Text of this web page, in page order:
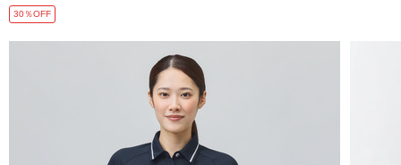
30％OFF